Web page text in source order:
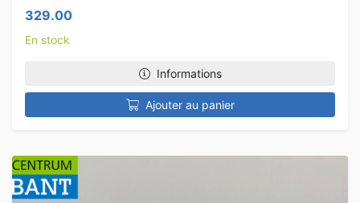
329.00
En stock
Informations
Ajouter au panier